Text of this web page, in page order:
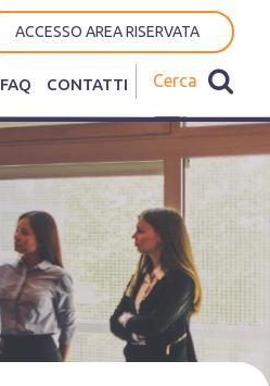
ACCESSO AREA RISERVATA
FAQ CONTATTI